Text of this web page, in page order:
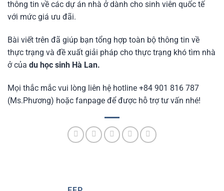
thông tin về các dự án nhà ở dành cho sinh viên quốc tế
với mức giá ưu đãi.
Bài viết trên đã giúp bạn tổng hợp toàn bộ thông tin về
thực trạng và đề xuất giải pháp cho thực trạng khó tìm nhà
ở của du học sinh Hà Lan.
Mọi thắc mắc vui lòng liên hệ hotline +84 901 816 787
(Ms.Phương) hoặc fanpage để được hỗ trợ tư vấn nhé!